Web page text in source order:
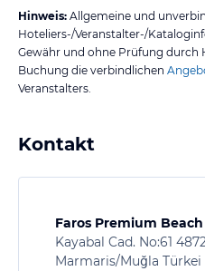
Hinweis: Allgemeine und
Hoteliers-/Veranstalter-/
Gewähr und ohne Prüfung durch
Buchung die verbindlichen
Veranstalters.
Kontakt
Faros Premium Beach
Kayabal Cad. No:61
Marmaris/Muğla Türkei